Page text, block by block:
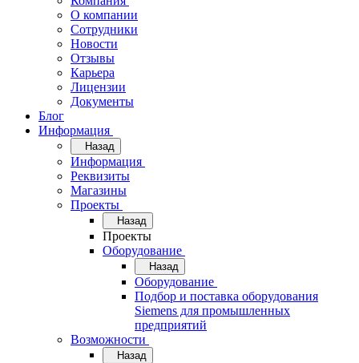
О компании
Сотрудники
Новости
Отзывы
Карьера
Лицензии
Документы
Блог
Информация
Назад
Информация
Реквизиты
Магазины
Проекты
Назад
Проекты
Оборудование
Назад
Оборудование
Подбор и поставка оборудования
Siemens для промышленных
предприятий
Возможности
Назад